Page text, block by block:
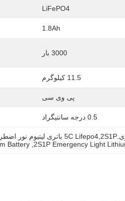
LiFePO4
1.8Ah
3000 بار
11.5 کیلوگرم
پی وی سی
0.5 درجه سانتیگراد
2S1P Emergency Light
,
Battery